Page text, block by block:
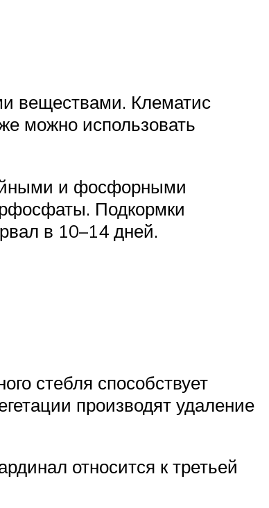
веществами. Клематис
можно использовать
и фосфорными
Подкормки
в 10–14 дней.
стебля способствует
производят удаление
относится к третьей